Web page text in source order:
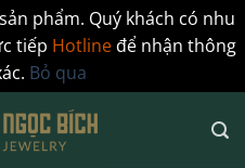
phẩm. Quý khách có nhu
tiếp Hotlineđể nhận thông
Bỏ qua